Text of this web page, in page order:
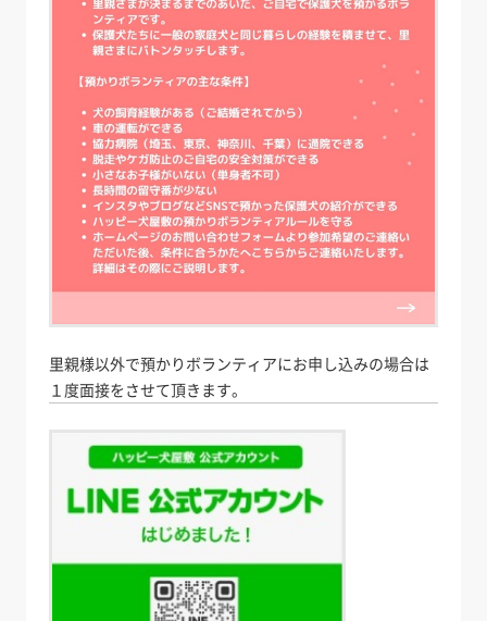
里親様以外で預かりボランティアにお申し込みの場合は
１度面接をさせて頂きます。